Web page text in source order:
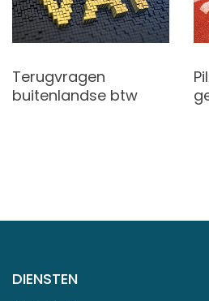
Terugvragen
buitenlandse btw
DIENSTEN